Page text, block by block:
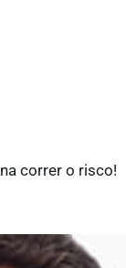
correr o risco!